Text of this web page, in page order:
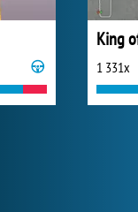
King
1 331x